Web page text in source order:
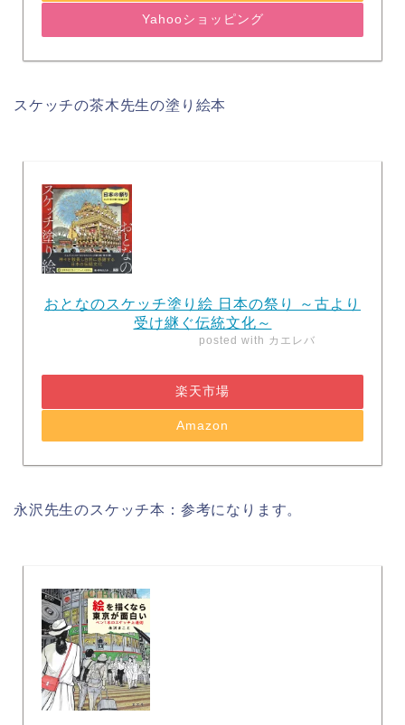
Yahooショッピング
スケッチの茶木先生の塗り絵本
おとなのスケッチ塗り絵 日本の祭り ～古より
受け継ぐ伝統文化～
posted with カエレバ
楽天市場
Amazon
永沢先生のスケッチ本：参考になります。